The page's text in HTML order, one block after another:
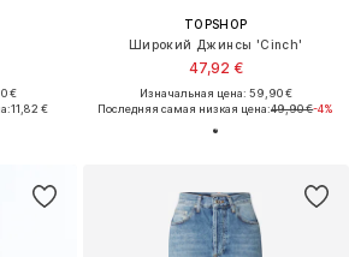
€
11,82 €
TOPSHOP
Широкий Джинсы 'Cinch'
47,92 €
Изначальная цена: 59,90 €
Последняя самая низкая цена:49,90 €-4%